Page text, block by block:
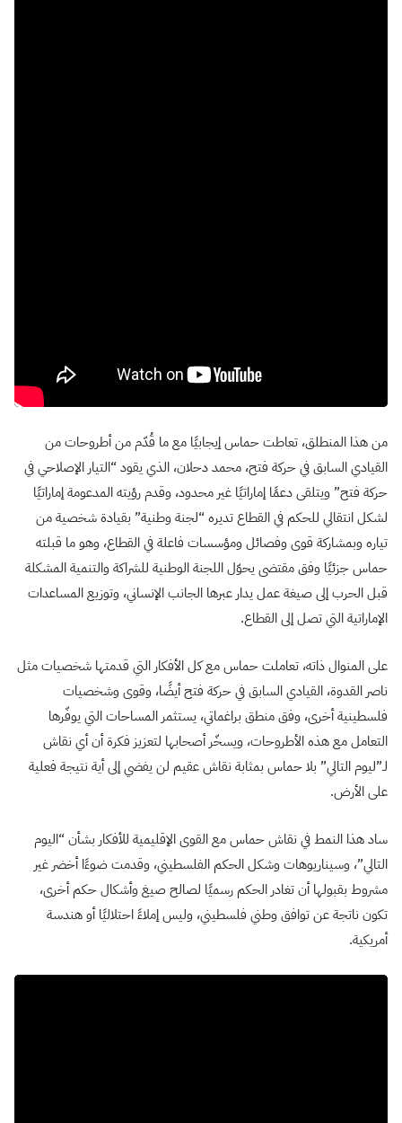
من هذا المنطلق، تعاطت حماس إيجابيًا مع ما قُدّم من أطروحات من
القيادي السابق في حركة فتح، محمد دحلان، الذي يقود “التيار الإصلاحي في
حركة فتح” ويتلقى دعمًا إماراتيًا غير محدود، وقدم رؤيته المدعومة إماراتيًا
لشكل انتقالي للحكم في القطاع تديره “لجنة وطنية” بقيادة شخصية من
تياره وبمشاركة قوى وفصائل ومؤسسات فاعلة في القطاع، وهو ما قبلته
حماس جزئيًا وفق مقتضى يحوّل اللجنة الوطنية للشراكة والتنمية المشكلة
قبل الحرب إلى صيغة عمل يدار عبرها الجانب الإنساني، وتوزيع المساعدات
الإماراتية التي تصل إلى القطاع.
على المنوال ذاته، تعاملت حماس مع كل الأفكار التي قدمتها شخصيات مثل
ناصر القدوة، القيادي السابق في حركة فتح أيضًا، وقوى وشخصيات
فلسطينية أخرى، وفق منطق براغماتي، يستثمر المساحات التي يوفّرها
التعامل مع هذه الأطروحات، ويسخّر أصحابها لتعزيز فكرة أن أي نقاش
لـ”ليوم التالي” بلا حماس بمثابة نقاش عقيم لن يفضي إلى أية نتيجة فعلية
على الأرض.
ساد هذا النمط في نقاش حماس مع القوى الإقليمية للأفكار بشأن “اليوم
التالي”، وسيناريوهات وشكل الحكم الفلسطيني، وقدمت ضوءًا أخضر غير
مشروط بقبولها أن تغادر الحكم رسميًا لصالح صيغ وأشكال حكم أخرى،
تكون ناتجة عن توافق وطني فلسطيني، وليس إملاءً احتلاليًا أو هندسة
أمريكية.